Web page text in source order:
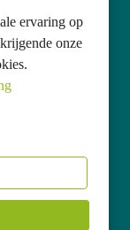
ervaring op
onze